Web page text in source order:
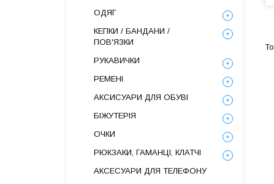
ОДЯГ
КЕПКИ / БАНДАНИ /
ПОВ'ЯЗКИ
РУКАВИЧКИ
РЕМЕНІ
АКСИСУАРИ ДЛЯ ОБУВІ
БІЖУТЕРІЯ
ОЧКИ
РЮКЗАКИ, ГАМАНЦІ, КЛАТЧІ
АКСЕСУАРИ ДЛЯ ТЕЛЕФОНУ